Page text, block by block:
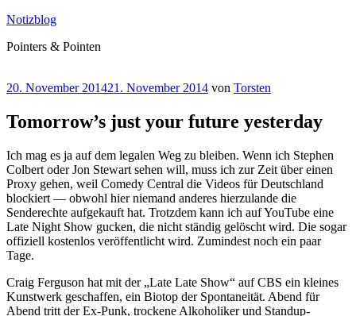
Zum
springen
Notizblog
Pointers & Pointen
Veröffentlicht
20. November 201421. November 2014 von Torsten
Tomorrow’s just your future yesterday
Ich mag es ja auf dem legalen Weg zu bleiben. Wenn ich Stephen
Colbert oder Jon Stewart sehen will, muss ich zur Zeit über einen
Proxy gehen, weil Comedy Central die Videos für Deutschland
blockiert — obwohl hier niemand anderes hierzulande die
Senderechte aufgekauft hat. Trotzdem kann ich auf YouTube eine
Late Night Show gucken, die nicht ständig gelöscht wird. Die sogar
offiziell kostenlos veröffentlicht wird. Zumindest noch ein paar
Tage.
Craig Ferguson hat mit der „Late Late Show“ auf CBS ein kleines
Kunstwerk geschaffen, ein Biotop der Spontaneität. Abend für
Abend tritt der Ex-Punk, trockene Alkoholiker und Standup-